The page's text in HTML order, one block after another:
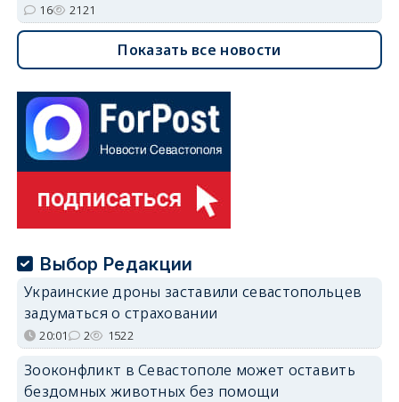
16 2121
Показать все новости
Выбор Редакции
Украинские дроны заставили севастопольцев
задуматься о страховании
20:01 2 1522
Зооконфликт в Севастополе может оставить
бездомных животных без помощи